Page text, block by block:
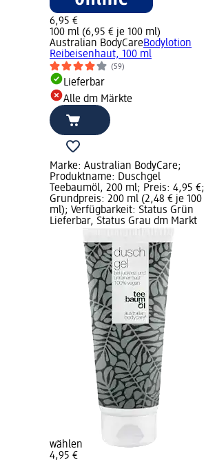
6,95 €
100 ml (6,95 € je 100 ml)
Australian BodyCareBodylotion
Reibeisenhaut, 100 ml
(59)
Lieferbar
Alle dm Märkte
Marke: Australian BodyCare;
Produktname: Duschgel
Teebaumöl, 200 ml; Preis: 4,95 €;
Grundpreis: 200 ml (2,48 € je 100
ml); Verfügbarkeit: Status Grün
Lieferbar, Status Grau dm Markt
wählen
4,95 €